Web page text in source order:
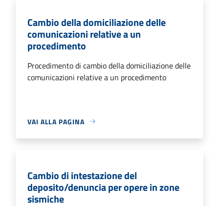
Cambio della domiciliazione delle
comunicazioni relative a un
procedimento
Procedimento di cambio della domiciliazione delle
comunicazioni relative a un procedimento
VAI ALLA PAGINA
Cambio di intestazione del
deposito/denuncia per opere in zone
sismiche